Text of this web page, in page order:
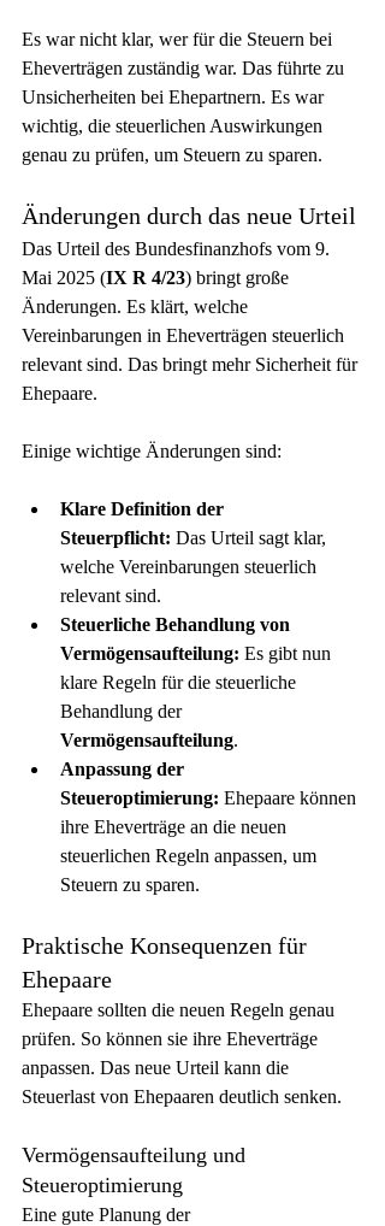
Es war nicht klar, wer für die Steuern bei
Eheverträgen zuständig war. Das führte zu
Unsicherheiten bei Ehepartnern. Es war
wichtig, die steuerlichen Auswirkungen
genau zu prüfen, um Steuern zu sparen.
Änderungen durch das neue Urteil
Das Urteil des Bundesfinanzhofs vom 9.
Mai 2025 (IX R 4/23) bringt große
Änderungen. Es klärt, welche
Vereinbarungen in Eheverträgen steuerlich
relevant sind. Das bringt mehr Sicherheit für
Ehepaare.
Einige wichtige Änderungen sind:
Klare Definition der
Steuerpflicht: Das Urteil sagt klar,
welche Vereinbarungen steuerlich
relevant sind.
Steuerliche Behandlung von
Vermögensaufteilung: Es gibt nun
klare Regeln für die steuerliche
Behandlung der
Vermögensaufteilung.
Anpassung der
Steueroptimierung: Ehepaare können
ihre Eheverträge an die neuen
steuerlichen Regeln anpassen, um
Steuern zu sparen.
Praktische Konsequenzen für
Ehepaare
Ehepaare sollten die neuen Regeln genau
prüfen. So können sie ihre Eheverträge
anpassen. Das neue Urteil kann die
Steuerlast von Ehepaaren deutlich senken.
Vermögensaufteilung und
Steueroptimierung
Eine gute Planung der